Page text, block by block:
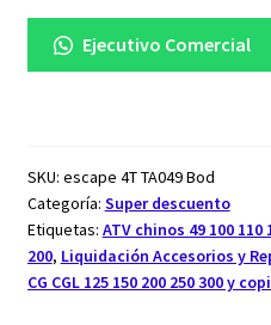
Ejecutivo Comercial
SKU: escape 4T TA049 Bod
Categoría: Super descuento
Etiquetas: ATV chinos 49 100 110
200, Liquidación Accesorios y
CG CGL 125 150 200 250 300 y